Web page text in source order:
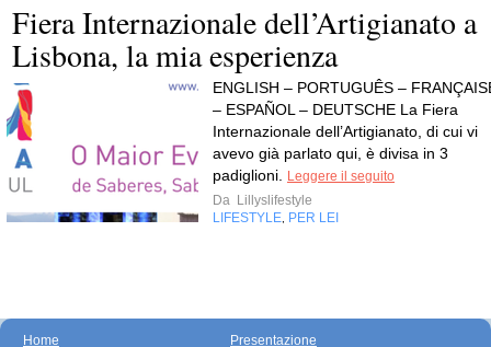
Fiera Internazionale dell’Artigianato a
Lisbona, la mia esperienza
ENGLISH – PORTUGUÊS –
– ESPAÑOL – DEUTSCHE La Fiera
Internazionale dell’Artigianato, di cui vi
avevo già parlato qui, è divisa in 3
padiglioni.
Leggere il seguito
Da Lillyslifestyle
LIFESTYLE PER LEI
Home Presentazione